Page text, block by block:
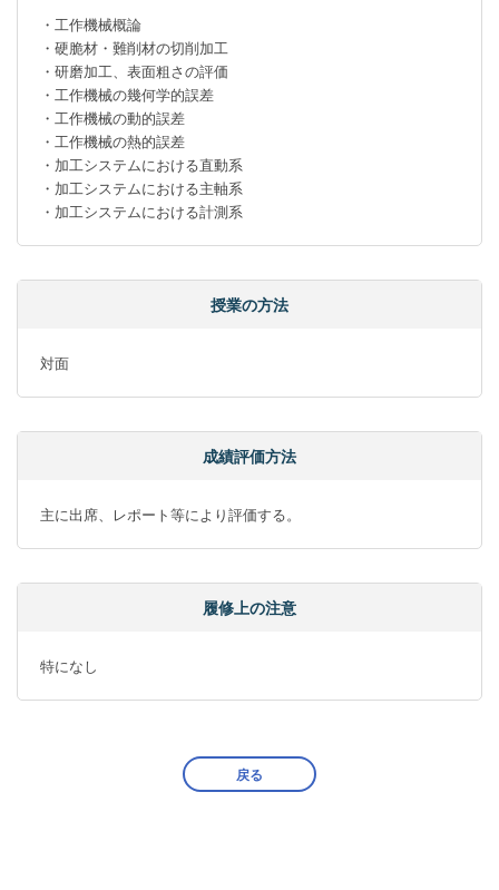
・工作機械概論
・硬脆材・難削材の切削加工
・研磨加工、表面粗さの評価
・工作機械の幾何学的誤差
・工作機械の動的誤差
・工作機械の熱的誤差
・加工システムにおける直動系
・加工システムにおける主軸系
・加工システムにおける計測系
授業の方法
対面
成績評価方法
主に出席、レポート等により評価する。
履修上の注意
特になし
戻る